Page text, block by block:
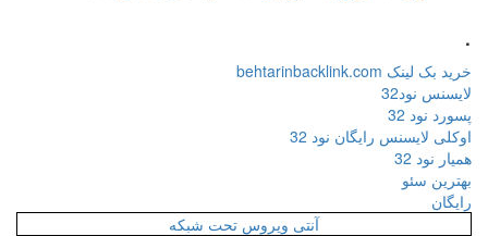
خرید بک لینک behtarinbacklink.com
لایسنس نود32
پسورد نود 32
اوکلی لایسنس رایگان نود 32
همیار نود 32
بهترین سئو
رایگان
آنتی ویروس تحت شبکه